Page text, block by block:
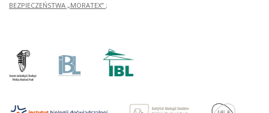
BEZPIECZEŃSTWA „MORATEX” ;